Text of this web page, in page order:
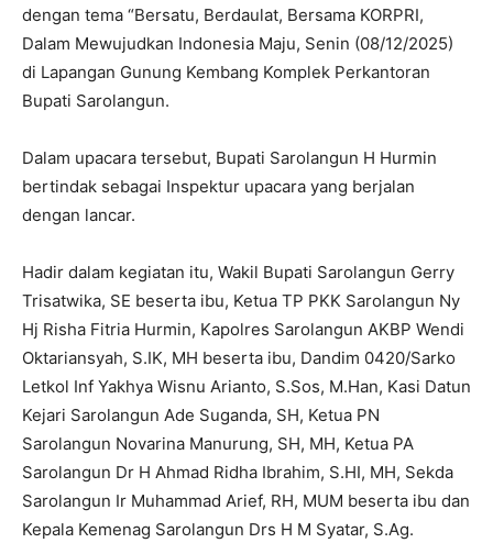
dengan tema “Bersatu, Berdaulat, Bersama KORPRI,
Dalam Mewujudkan Indonesia Maju, Senin (08/12/2025)
di Lapangan Gunung Kembang Komplek Perkantoran
Bupati Sarolangun.
Dalam upacara tersebut, Bupati Sarolangun H Hurmin
bertindak sebagai Inspektur upacara yang berjalan
dengan lancar.
Hadir dalam kegiatan itu, Wakil Bupati Sarolangun Gerry
Trisatwika, SE beserta ibu, Ketua TP PKK Sarolangun Ny
Hj Risha Fitria Hurmin, Kapolres Sarolangun AKBP Wendi
Oktariansyah, S.IK, MH beserta ibu, Dandim 0420/Sarko
Letkol Inf Yakhya Wisnu Arianto, S.Sos, M.Han, Kasi Datun
Kejari Sarolangun Ade Suganda, SH, Ketua PN
Sarolangun Novarina Manurung, SH, MH, Ketua PA
Sarolangun Dr H Ahmad Ridha Ibrahim, S.HI, MH, Sekda
Sarolangun Ir Muhammad Arief, RH, MUM beserta ibu dan
Kepala Kemenag Sarolangun Drs H M Syatar, S.Ag.